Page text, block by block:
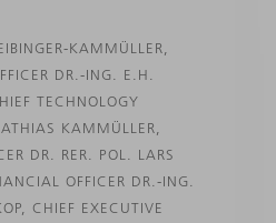
KAMMÜLLER,
DR.-ING. E.H.
TECHNOLOGY
KAMMÜLLER,
DR. RER. POL. LARS
OFFICER DR.-ING.
CHIEF EXECUTIVE